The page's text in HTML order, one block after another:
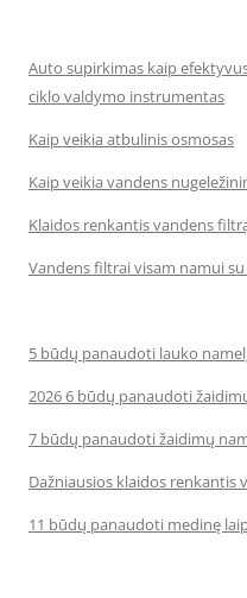
Auto supirkimas kaip
ciklo valdymo instrumentas
Kaip veikia atbulinis osmosas
Kaip veikia vandens
Klaidos renkantis vandens
Vandens filtrai visam namui
5 būdų panaudoti lauko
2026 6 būdų panaudoti
7 būdų panaudoti žaidimų
Dažniausios klaidos renkantis
11 būdų panaudoti medinę